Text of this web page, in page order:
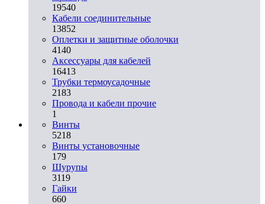
19540
Кабели соединительные
13852
Оплетки и защитные оболочки
4140
Аксессуары для кабелей
16413
Трубки термоусадочные
2183
Провода и кабели прочие
1
Винты
5218
Винты установочные
179
Шурупы
3119
Гайки
660